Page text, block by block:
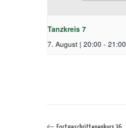
Tanzkreis 7
7. August | 20:00 - 21:00